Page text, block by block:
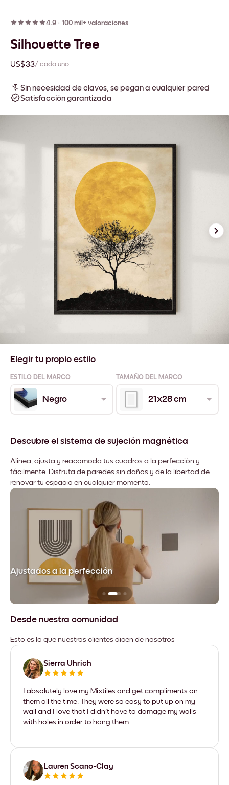
4.9 · 100 mil+ valoraciones
Silhouette Tree
US$33/ cada uno
Sin necesidad de clavos, se pegan a cualquier pared
Satisfacción garantizada
Elegir tu propio estilo
ESTILO DEL MARCO TAMAÑO DEL MARCO
Negro 21x28 cm
Descubre el sistema de sujeción magnética
Alinea, ajusta y reacomoda tus cuadros a la perfección y
fácilmente. Disfruta de paredes sin daños y de la libertad de
renovar tu espacio en cualquier momento.
Ajustados a la perfección
Desde nuestra comunidad
Esto es lo que nuestros clientes dicen de nosotros
Sierra Uhrich
I absolutely love my Mixtiles and get compliments on
them all the time. They were so easy to put up on my
wall and I love that I didn't have to damage my walls
with holes in order to hang them.
Lauren Scano-Clay